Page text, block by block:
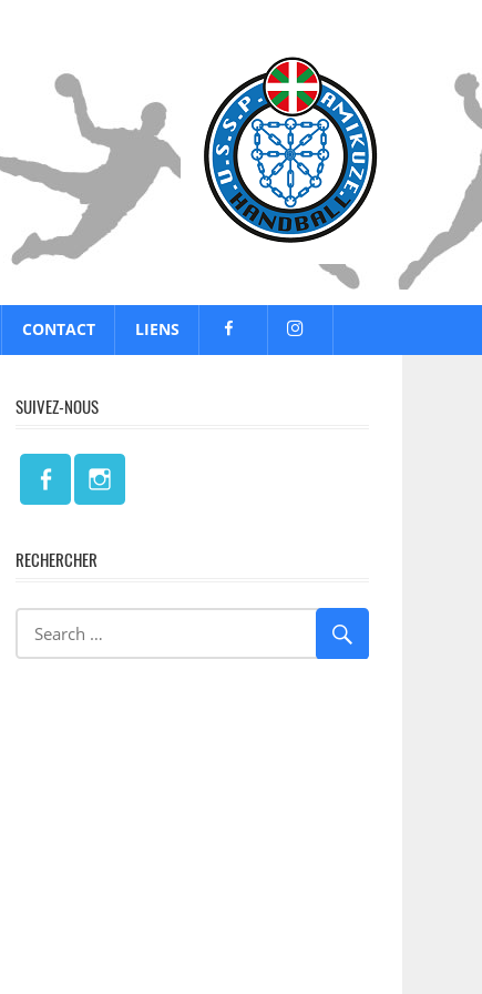
CONTACT LIENS
SUIVEZ-NOUS
RECHERCHER